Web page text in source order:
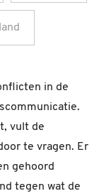
in de
vult de
te vragen. Er
gehoord
tegen wat de